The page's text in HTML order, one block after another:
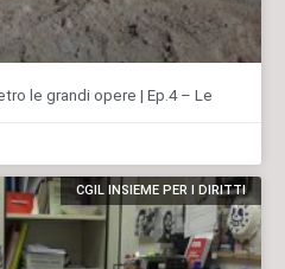
le grandi opere | Ep.4 – Le
CGIL INSIEME PER I DIRITTI